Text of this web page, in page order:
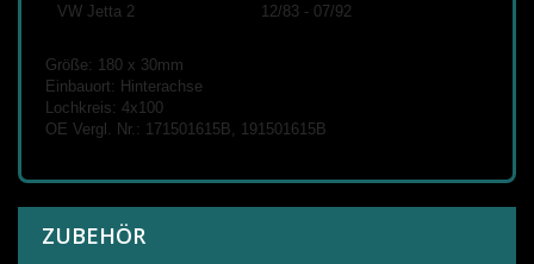
VW Jetta 2
12/83 - 07/92
Größe: 180 x 30mm
Einbauort: Hinterachse
Lochkreis: 4x100
OE Vergl. Nr.: 171501615B, 191501615B
ZUBEHÖR